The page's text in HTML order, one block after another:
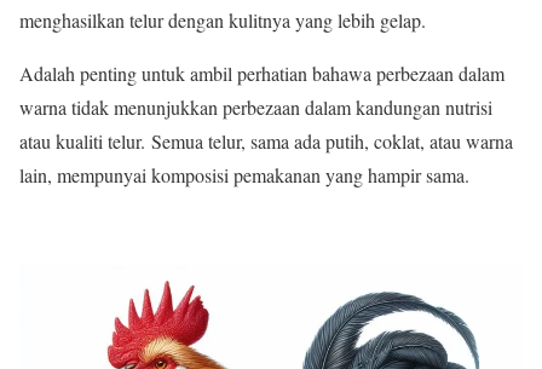
menghasilkan telur dengan kulitnya yang lebih gelap.
Adalah penting untuk ambil perhatian bahawa perbezaan dalam
warna tidak menunjukkan perbezaan dalam kandungan nutrisi
atau kualiti telur. Semua telur, sama ada putih, coklat, atau warna
lain, mempunyai komposisi pemakanan yang hampir sama.